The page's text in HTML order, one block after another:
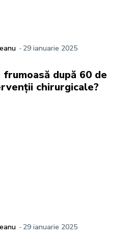
- 29 ianuarie 2025
după 60 de
chirurgicale?
- 29 ianuarie 2025